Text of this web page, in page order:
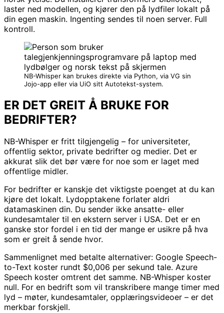
laster ned modellen, og kjører den på lydfiler lokalt på
din egen maskin. Ingenting sendes til noen server. Full
kontroll.
NB-Whisper kan brukes direkte via Python, via VG sin
Jojo-app eller via UiO sitt Autotekst-system.
ER DET GREIT Å BRUKE FOR
BEDRIFTER?
NB-Whisper er fritt tilgjengelig – for universiteter,
offentlig sektor, private bedrifter og medier. Det er
akkurat slik det bør være for noe som er laget med
offentlige midler.
For bedrifter er kanskje det viktigste poenget at du kan
kjøre det lokalt. Lydopptakene forlater aldri
datamaskinen din. Du sender ikke ansatte- eller
kundesamtaler til en ekstern server i USA. Det er en
ganske stor fordel i en tid der mange er usikre på hva
som er greit å sende hvor.
Sammenlignet med betalte alternativer: Google Speech-
to-Text koster rundt $0,006 per sekund tale. Azure
Speech koster omtrent det samme. NB-Whisper koster
null. For en bedrift som vil transkribere mange timer med
lyd – møter, kundesamtaler, opplæringsvideoer – er det
merkbar forskjell.